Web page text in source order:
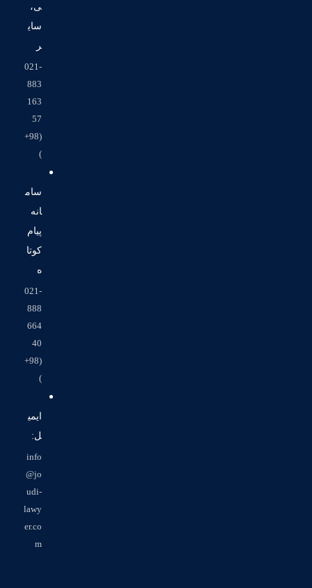
ی،
سای
ر
021-
883
163
57
(98+
)
سام
انه
پیام
کوتا
ه
021-
888
664
40
(98+
)
ایمی
ل:
info
@jo
udi-
lawy
er.co
m